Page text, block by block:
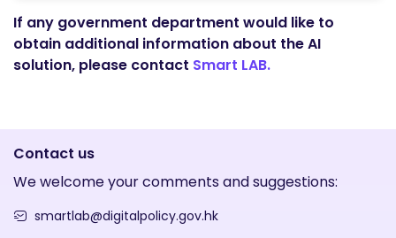
If any government department would like to
obtain additional information about the AI
solution, please contact Smart LAB.
Contact us
We welcome your comments and suggestions:
smartlab@digitalpolicy.gov.hk